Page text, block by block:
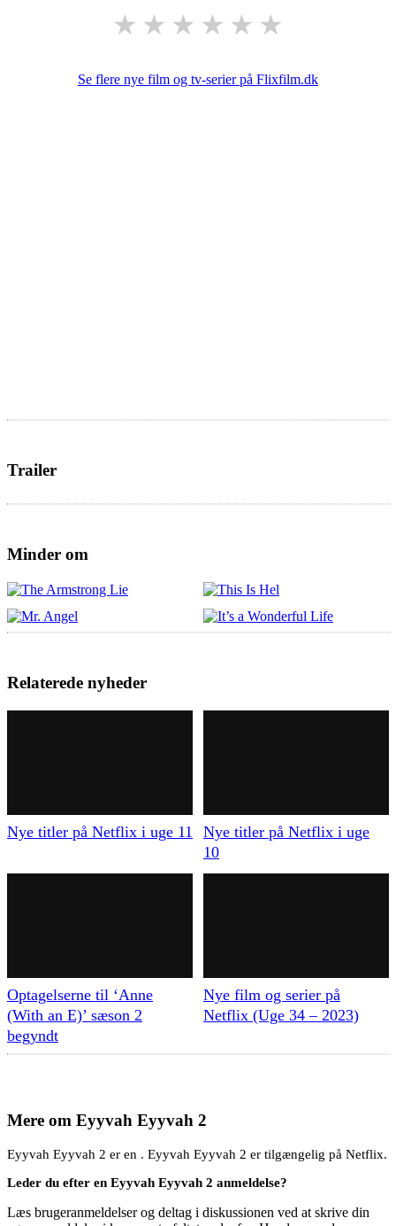
★ ★ ★ ★ ★ ★
Se flere nye film og tv-serier på Flixfilm.dk
Trailer
Minder om
Relaterede nyheder
Nye titler på Netflix i uge 11
Nye titler på Netflix i uge
10
Optagelserne til ‘Anne
(With an E)’ sæson 2
begyndt
Nye film og serier på
Netflix (Uge 34 – 2023)
Mere om Eyyvah Eyyvah 2
Eyyvah Eyyvah 2 er en . Eyyvah Eyyvah 2 er tilgængelig på Netflix.
Leder du efter en Eyyvah Eyyvah 2 anmeldelse?
Læs brugeranmeldelser og deltag i diskussionen ved at skrive din